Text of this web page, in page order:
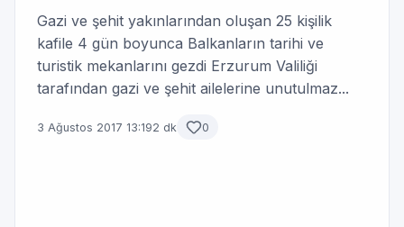
Gazi ve şehit yakınlarından oluşan 25 kişilik
kafile 4 gün boyunca Balkanların tarihi ve
turistik mekanlarını gezdi Erzurum Valiliği
tarafından gazi ve şehit ailelerine unutulmaz...
3 Ağustos 2017 13:192 dk 0